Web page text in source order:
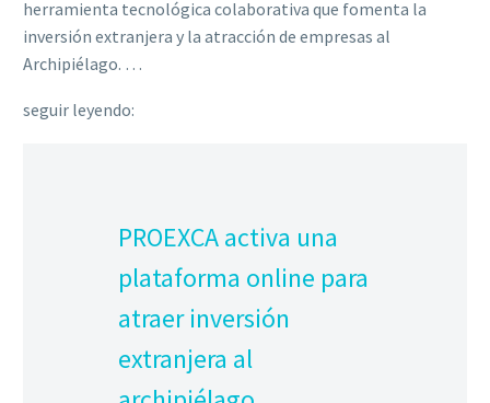
herramienta tecnológica colaborativa que fomenta la
inversión extranjera y la atracción de empresas al
Archipiélago. …
seguir leyendo:
PROEXCA activa una
plataforma online para
atraer inversión
extranjera al